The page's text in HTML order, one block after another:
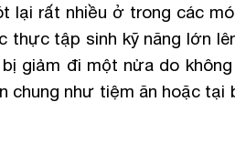
lại rất nhiều ở trong các
thực tập sinh kỹ năng lớn
giảm đi một nửa do không
như tiệm ăn hoặc tại